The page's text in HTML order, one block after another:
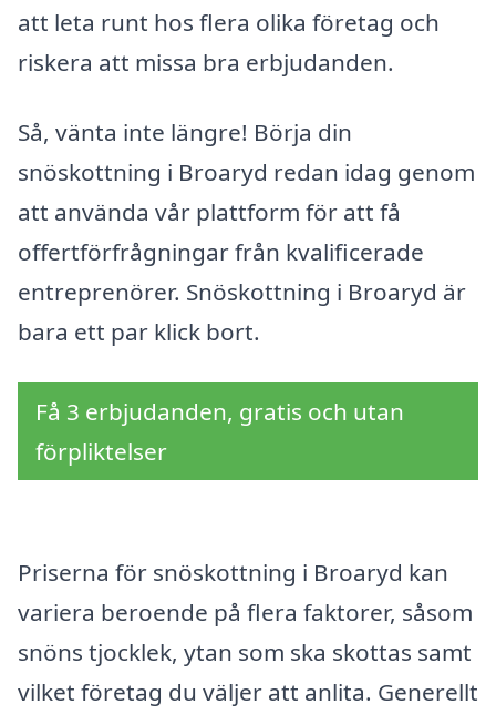
att leta runt hos flera olika företag och
riskera att missa bra erbjudanden.
Så, vänta inte längre! Börja din
snöskottning i Broaryd redan idag genom
att använda vår plattform för att få
offertförfrågningar från kvalificerade
entreprenörer. Snöskottning i Broaryd är
bara ett par klick bort.
Få 3 erbjudanden, gratis och utan
förpliktelser
Priserna för snöskottning i Broaryd kan
variera beroende på flera faktorer, såsom
snöns tjocklek, ytan som ska skottas samt
vilket företag du väljer att anlita. Generellt